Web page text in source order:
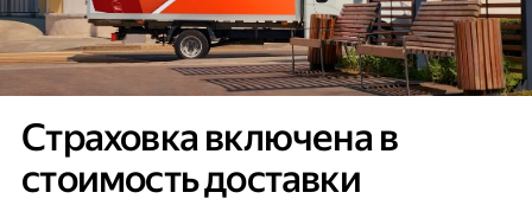
Страховка включена в
стоимость доставки